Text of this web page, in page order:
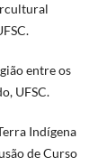
entre os
UFSC.
Indígena
de Curso